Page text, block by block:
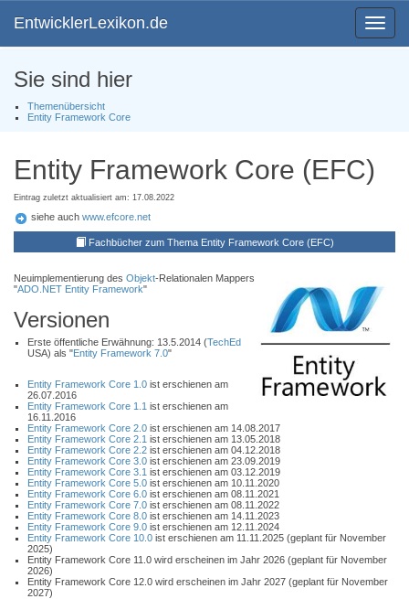
Toggle
EntwicklerLexikon.de
Sie sind hier
Themenübersicht
Entity Framework Core
Entity Framework Core (EFC)
Eintrag zuletzt aktualisiert am: 17.08.2022
siehe auch www.efcore.net
Fachbücher zum Thema Entity Framework Core (EFC)
Neuimplementierung des Objekt-Relationalen Mappers
"ADO.NET Entity Framework"
Versionen
Erste öffentliche Erwähnung: 13.5.2014 (TechEd
USA) als "Entity Framework 7.0"
Entity Framework Core 1.0 ist erschienen am
26.07.2016
Entity Framework Core 1.1 ist erschienen am
16.11.2016
Entity Framework Core 2.0 ist erschienen am 14.08.2017
Entity Framework Core 2.1 ist erschienen am 13.05.2018
Entity Framework Core 2.2 ist erschienen am 04.12.2018
Entity Framework Core 3.0 ist erschienen am 23.09.2019
Entity Framework Core 3.1 ist erschienen am 03.12.2019
Entity Framework Core 5.0 ist erschienen am 10.11.2020
Entity Framework Core 6.0 ist erschienen am 08.11.2021
Entity Framework Core 7.0 ist erschienen am 08.11.2022
Entity Framework Core 8.0 ist erschienen am 14.11.2023
Entity Framework Core 9.0 ist erschienen am 12.11.2024
Entity Framework Core 10.0 ist erschienen am 11.11.2025 (geplant für November
2025)
Entity Framework Core 11.0 wird erscheinen im Jahr 2026 (geplant für November
2026)
Entity Framework Core 12.0 wird erscheinen im Jahr 2027 (geplant für November
2027)